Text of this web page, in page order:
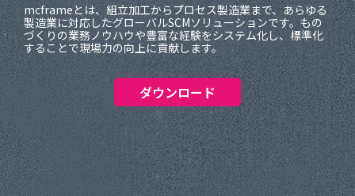
mcframeとは、組立加工からプロセス製造業まで、あらゆる
製造業に対応したグローバルSCMソリューションです。もの
づくりの業務ノウハウや豊富な経験をシステム化し、標準化
することで現場力の向上に貢献します。
ダウンロード